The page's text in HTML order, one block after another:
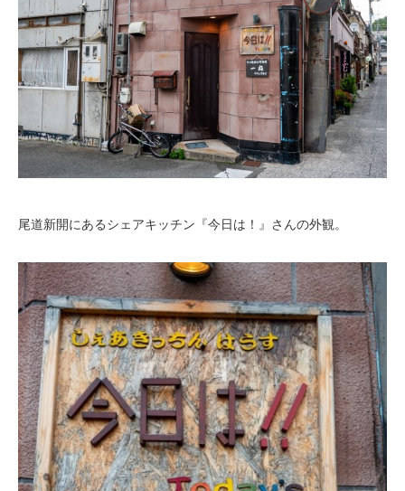
尾道新開にあるシェアキッチン『今日は！』さんの外観。